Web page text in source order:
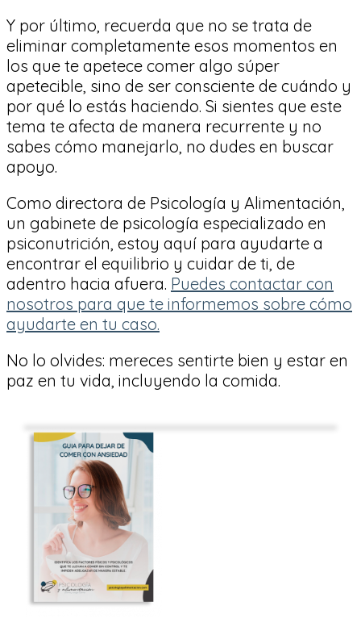
Y por último, recuerda que no se trata de
eliminar completamente esos momentos en
los que te apetece comer algo súper
apetecible, sino de ser consciente de cuándo y
por qué lo estás haciendo. Si sientes que este
tema te afecta de manera recurrente y no
sabes cómo manejarlo, no dudes en buscar
apoyo.
Como directora de Psicología y Alimentación,
un gabinete de psicología especializado en
psiconutrición, estoy aquí para ayudarte a
encontrar el equilibrio y cuidar de ti, de
adentro hacia afuera. Puedes contactar con
nosotros para que te informemos sobre cómo
ayudarte en tu caso.
No lo olvides: mereces sentirte bien y estar en
paz en tu vida, incluyendo la comida.